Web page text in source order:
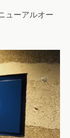
ューアルオー